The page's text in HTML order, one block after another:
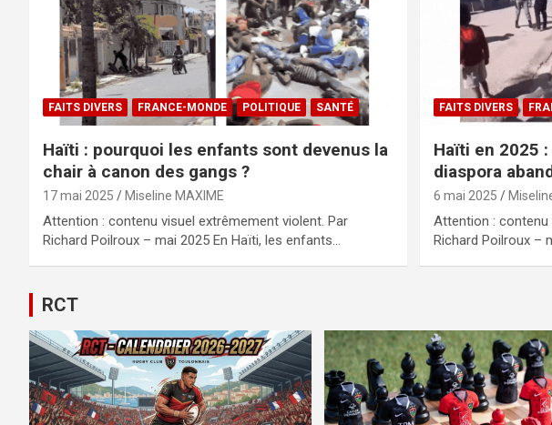
FAITS DIVERS FRANCE-MONDE POLITIQUE SANTÉ
Haïti : pourquoi les enfants sont devenus la
chair à canon des gangs ?
17 mai 2025 Miseline MAXIME
Attention : contenu visuel extrêmement violent. Par
Richard Poilroux – mai 2025 En Haïti, les enfants…
FAITS DIVERS
Haïti en 2025
diaspora
6 mai 2025
Attention : contenu
Richard Poilroux –
RCT